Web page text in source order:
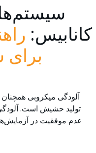
کانابیس:
برای
آلودگی میکروبی همچنان
تولید حشیش است.
عدم موفقیت در